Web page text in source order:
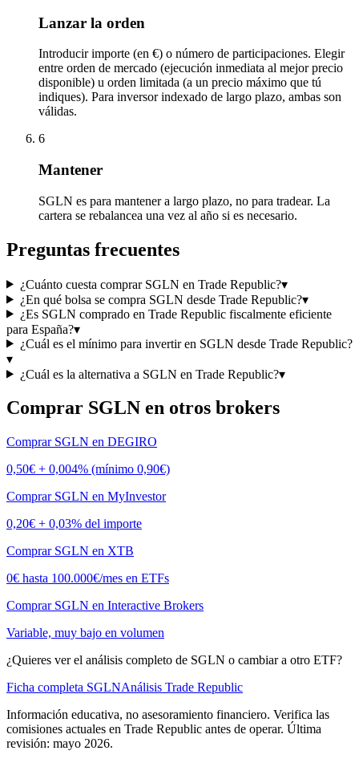
Lanzar la orden
Introducir importe (en €) o número de participaciones. Elegir
entre orden de mercado (ejecución inmediata al mejor precio
disponible) u orden limitada (a un precio máximo que tú
indiques). Para inversor indexado de largo plazo, ambas son
válidas.
6
Mantener
SGLN es para mantener a largo plazo, no para tradear. La
cartera se rebalancea una vez al año si es necesario.
Preguntas frecuentes
¿Cuánto cuesta comprar SGLN en Trade Republic?▾
¿En qué bolsa se compra SGLN desde Trade Republic?▾
¿Es SGLN comprado en Trade Republic fiscalmente eficiente
para España?▾
¿Cuál es el mínimo para invertir en SGLN desde Trade Republic?
▾
¿Cuál es la alternativa a SGLN en Trade Republic?▾
Comprar SGLN en otros brokers
Comprar SGLN en DEGIRO
0,50€ + 0,004% (mínimo 0,90€)
Comprar SGLN en MyInvestor
0,20€ + 0,03% del importe
Comprar SGLN en XTB
0€ hasta 100.000€/mes en ETFs
Comprar SGLN en Interactive Brokers
Variable, muy bajo en volumen
¿Quieres ver el análisis completo de SGLN o cambiar a otro ETF?
Ficha completa SGLNAnálisis Trade Republic
Información educativa, no asesoramiento financiero. Verifica las
comisiones actuales en Trade Republic antes de operar. Última
revisión: mayo 2026.